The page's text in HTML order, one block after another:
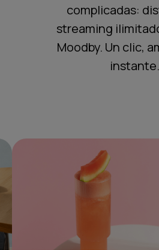
complicadas:
streaming
Moodby. Un clic,
instante.